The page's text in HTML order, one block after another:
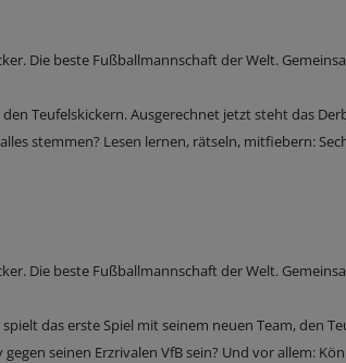
Die beste Fußballmannschaft der Welt.
Teufelskickern. Ausgerechnet jetzt steht das
stemmen? Lesen lernen, rätseln, mitfiebern:
Die beste Fußballmannschaft der Welt.
das erste Spiel mit seinem neuen Team, den
seinen Erzrivalen VfB sein? Und vor allem: